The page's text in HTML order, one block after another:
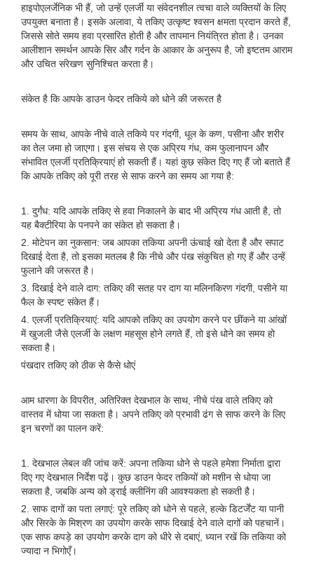
हाइपोएलर्जेनिक भी हैं, जो उन्हें एलर्जी या संवेदनशील त्वचा वाले व्यक्तियों के लिए
उपयुक्त बनाता है। इसके अलावा, ये तकिए उत्कृष्ट श्वसन क्षमता प्रदान करते हैं,
जिससे सोते समय हवा प्रसारित होती है और तापमान नियंत्रित होता है। उनका
आलीशान समर्थन आपके सिर और गर्दन के आकार के अनुरूप है, जो इष्टतम आराम
और उचित संरेखण सुनिश्चित करता है।
संकेत है कि आपके डाउन फेदर तकिये को धोने की जरूरत है
समय के साथ, आपके नीचे वाले तकिये पर गंदगी, धूल के कण, पसीना और शरीर
का तेल जमा हो जाएगा। इस संचय से एक अप्रिय गंध, कम फुलानापन और
संभावित एलर्जी प्रतिक्रियाएं हो सकती हैं। यहां कुछ संकेत दिए गए हैं जो बताते हैं
कि आपके तकिए को पूरी तरह से साफ करने का समय आ गया है:
1. दुर्गंध: यदि आपके तकिए से हवा निकालने के बाद भी अप्रिय गंध आती है, तो
यह बैक्टीरिया के पनपने का संकेत हो सकता है।
2. मोटेपन का नुकसान: जब आपका तकिया अपनी ऊंचाई खो देता है और सपाट
दिखाई देता है, तो इसका मतलब है कि नीचे और पंख संकुचित हो गए हैं और उन्हें
फुलाने की जरूरत है।
3. दिखाई देने वाले दाग: तकिए की सतह पर दाग या मलिनकिरण गंदगी, पसीने या
फैल के स्पष्ट संकेत हैं।
4. एलर्जी प्रतिक्रियाएं: यदि आपको तकिए का उपयोग करने पर छींकने या आंखों
में खुजली जैसे एलर्जी के लक्षण महसूस होने लगते हैं, तो इसे धोने का समय हो
सकता है।
पंखदार तकिए को ठीक से कैसे धोएं
आम धारणा के विपरीत, अतिरिक्त देखभाल के साथ, नीचे पंख वाले तकिए को
वास्तव में धोया जा सकता है। अपने तकिए को प्रभावी ढंग से साफ करने के लिए
इन चरणों का पालन करें:
1. देखभाल लेबल की जांच करें: अपना तकिया धोने से पहले हमेशा निर्माता द्वारा
दिए गए देखभाल निर्देश पढ़ें। कुछ डाउन फेदर तकियों को मशीन से धोया जा
सकता है, जबकि अन्य को ड्राई क्लीनिंग की आवश्यकता हो सकती है।
2. साफ दागों का पता लगाएं: पूरे तकिए को धोने से पहले, हल्के डिटर्जेंट या पानी
और सिरके के मिश्रण का उपयोग करके साफ दिखाई देने वाले दागों को पहचानें।
एक साफ कपड़े का उपयोग करके दाग को धीरे से दबाएं, ध्यान रखें कि तकिया को
ज्यादा न भिगोएँ।